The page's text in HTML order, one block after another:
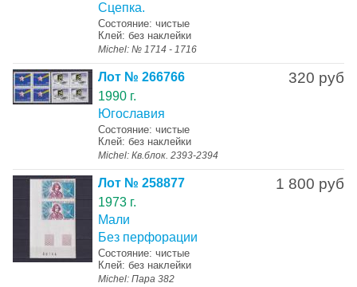
Сцепка.
Состояние: чистые
Клей: без наклейки
Michel: № 1714 - 1716
320 руб
Лот № 266766
1990 г.
Югославия
Состояние: чистые
Клей: без наклейки
Michel: Кв.блок. 2393-2394
1 800 руб
Лот № 258877
1973 г.
Мали
Без перфорации
Состояние: чистые
Клей: без наклейки
Michel: Пара 382